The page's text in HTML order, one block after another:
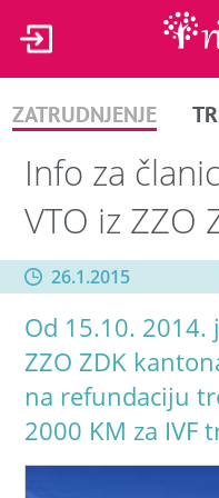
ZATRUDNJENJE
Info za
VTO iz ZZO
26.1.2015
Od 15.10. 2014.
ZZO ZDK
na refundaciju
2000 KM za IVF